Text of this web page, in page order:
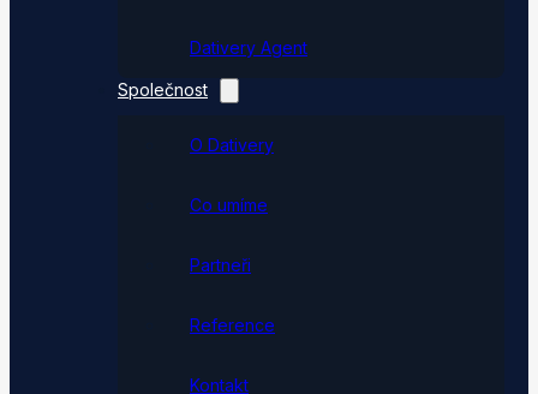
Dativery Agent
Společnost
O Dativery
Co umíme
Partneři
Reference
Kontakt